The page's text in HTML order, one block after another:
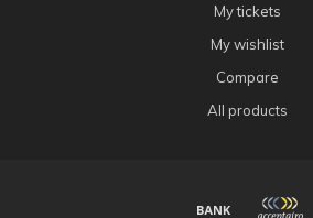
My tickets
My wishlist
Compare
All products